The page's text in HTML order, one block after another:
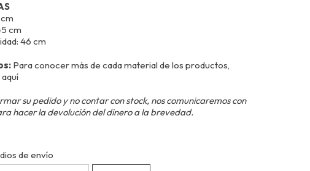
cm
46 cm
Para conocer más de cada material de los productos,
su pedido y no contar con stock, nos comunicaremos con
hacer la devolución del dinero a la brevedad.
para el CP:
de envío